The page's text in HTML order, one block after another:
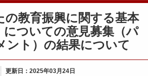
の教育振興に関する基本
についての意見募集（パ
ント）の結果について
更新日： 2025年03月24日